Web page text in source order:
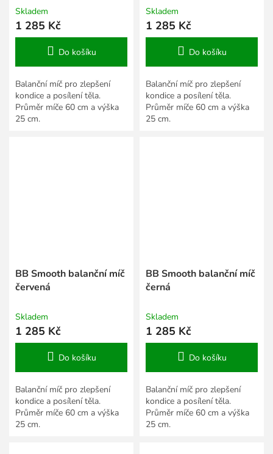
Skladem
1 285 Kč
Do košíku
Balanční míč pro zlepšení
kondice a posílení těla.
Průměr míče 60 cm a výška
25 cm.
Skladem
1 285 Kč
Do košíku
Balanční míč pro zlepšení
kondice a posílení těla.
Průměr míče 60 cm a výška
25 cm.
BB Smooth balanční míč
červená
Skladem
1 285 Kč
Do košíku
Balanční míč pro zlepšení
kondice a posílení těla.
Průměr míče 60 cm a výška
25 cm.
BB Smooth balanční míč
černá
Skladem
1 285 Kč
Do košíku
Balanční míč pro zlepšení
kondice a posílení těla.
Průměr míče 60 cm a výška
25 cm.